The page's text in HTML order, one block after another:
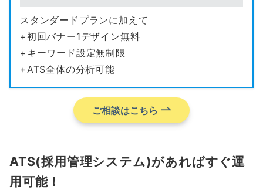
スタンダードプランに加えて
+初回バナー1デザイン無料
+キーワード設定無制限
+ATS全体の分析可能
ご相談はこちら
ATS(採用管理システム)があればすぐ運
用可能！